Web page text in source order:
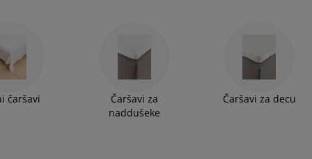
čaršavi
Čaršavi za
naddušeke
Čaršavi za decu